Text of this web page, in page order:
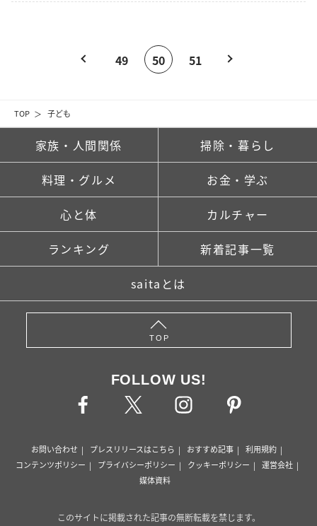
TOP 子ども
49 50 51
家族・人間関係 掃除・暮らし
料理・グルメ お金・学ぶ
心と体 カルチャー
ランキング 新着記事一覧
saitaとは
TOP
FOLLOW US!
お問い合わせ プレスリリースはこちら おすすめ記事
利用規約
コンテンツポリシー
プライバシーポリシー クッキーポリシー
運営会社
媒体資料
このサイトに掲載された記事の無断転載を禁じます。